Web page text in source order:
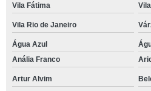
Vila Fátima
Vila Rio de Janeiro
Água Azul
Anália Franco
Artur Alvim